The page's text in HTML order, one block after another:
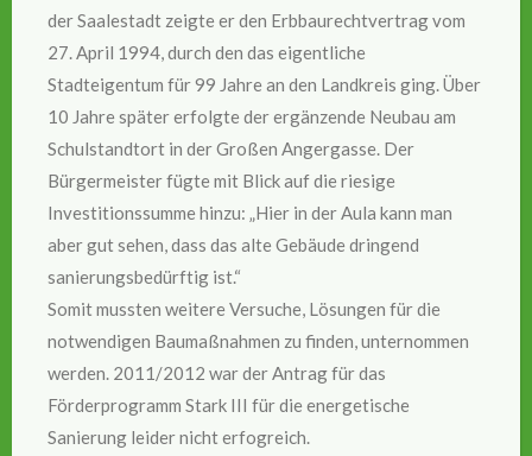
der Saalestadt zeigte er den Erbbaurechtvertrag vom
27. April 1994, durch den das eigentliche
Stadteigentum für 99 Jahre an den Landkreis ging. Über
10 Jahre später erfolgte der ergänzende Neubau am
Schulstandtort in der Großen Angergasse. Der
Bürgermeister fügte mit Blick auf die riesige
Investitionssumme hinzu: „Hier in der Aula kann man
aber gut sehen, dass das alte Gebäude dringend
sanierungsbedürftig ist.“
Somit mussten weitere Versuche, Lösungen für die
notwendigen Baumaßnahmen zu finden, unternommen
werden. 2011/2012 war der Antrag für das
Förderprogramm Stark III für die energetische
Sanierung leider nicht erfogreich.